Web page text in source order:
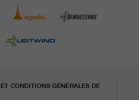
CONDITIONS GÉNÉRALES DE